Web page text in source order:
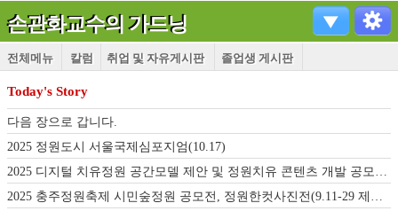
손관화교수의 가드닝
전체메뉴 칼럼 취업 및 자유게시판 졸업생 게시판
Today's Story
다음 장으로 갑니다.
2025 정원도시 서울국제심포지엄(10.17)
2025 디지털 치유정원 공간모델 제안 및 정원치유 콘텐츠 개발 공모전(9.22-10.19)
2025 충주정원축제 시민숲정원 공모전, 정원한컷사진전(9.11-29 제출기간 연장)